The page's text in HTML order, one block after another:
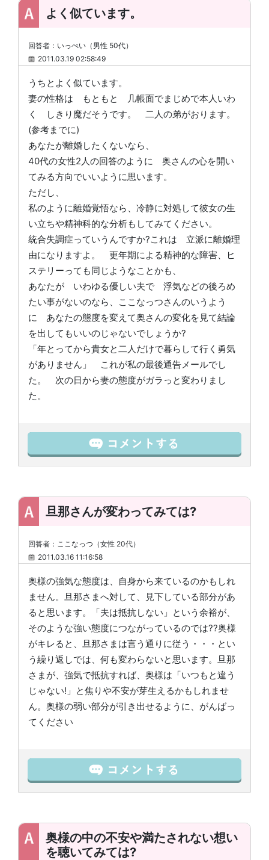
よく似ています。
回答者：いっぺい（男性 50代）
2011.03.19 02:58:49
うちとよく似ています。
妻の性格は もともと 几帳面でまじめで本人いわ
く しきり魔だそうです。 二人の弟がおります。
(参考までに)
あなたが離婚したくないなら、
40代の女性2人の回答のように 奥さんの心を開い
てみる方向でいいように思います。
ただし、
私のように離婚覚悟なら、冷静に対処して彼女の生
い立ちや精神科的な分析もしてみてください。
統合失調症っていうんですか?これは 立派に離婚理
由になりますよ。 更年期による精神的な障害、ヒ
ステリーっても同じようなことかも、
あなたが いわゆる優しい夫で 浮気などの後ろめ
たい事がないのなら、ここなっつさんのいうよう
に あなたの態度を変えて奥さんの変化を見て結論
を出してもいいのじゃないでしょうか?
「年とってから貴女と二人だけで暮らして行く勇気
がありません」 これが私の最後通告メールでし
た。 次の日から妻の態度がガラっと変わりまし
た。
旦那さんが変わってみては?
回答者：ここなっつ（女性 20代）
2011.03.16 11:16:58
奥様の強気な態度は、自身から来ているのかもしれ
ません。旦那さまへ対して、見下している部分があ
ると思います。「夫は抵抗しない」という余裕が、
そのような強い態度につながっているのでは??奥様
がキレると、旦那さまは言う通りに従う・・・とい
う繰り返しでは、何も変わらないと思います。旦那
さまが、強気で抵抗すれば、奥様は「いつもと違う
じゃない!」と焦りや不安が芽生えるかもしれませ
ん。奥様の弱い部分が引き出せるように、がんばっ
てください
奥様の中の不安や満たされない想い
を聴いてみては?